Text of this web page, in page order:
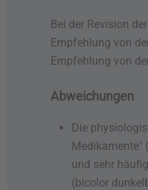
Bei der Revision
Empfehlung von
Empfehlung von
Abweichungen
Die
Medikamente"
und sehr
(bicolor